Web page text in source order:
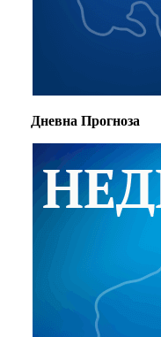
Дневна Прогноза